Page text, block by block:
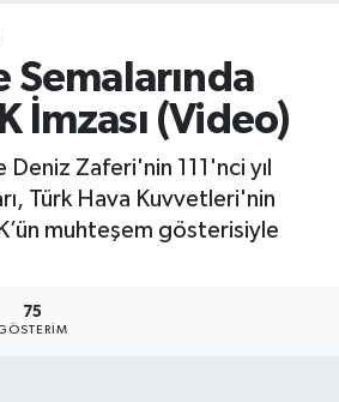
Semalarında
İmzası (Video)
Zaferi'nin 111'nci yıl
Türk Hava Kuvvetleri'nin
muhteşem gösterisiyle
75